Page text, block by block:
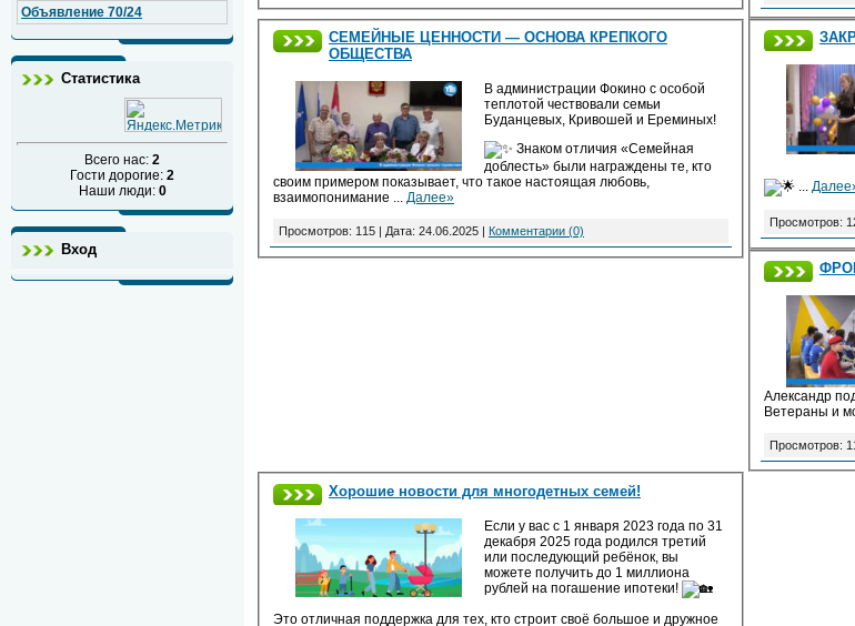
Объявление 70/24
Статистика
Всего нас: 2
Гости дорогие: 2
Наши люди: 0
Вход
СЕМЕЙНЫЕ ЦЕННОСТИ — ОСНОВА КРЕПКОГО
ОБЩЕСТВА
В администрации Фокино с особой
теплотой чествовали семьи
Буданцевых, Кривошей и Ереминых!
Знаком отличия «Семейная
доблесть» были награждены те, кто
своим примером показывает, что такое настоящая любовь,
взаимопонимание ... Далее»
Просмотров: 115 | Дата: 24.06.2025 Комментарии (0)
...
Просмотров:
Александр
Ветераны и
Просмотров:
Хорошие новости для многодетных семей!
Если у вас с 1 января 2023 года по 31
декабря 2025 года родился третий
или последующий ребёнок, вы
можете получить до 1 миллиона
рублей на погашение ипотеки!
Это отличная поддержка для тех, кто строит своё большое и дружное